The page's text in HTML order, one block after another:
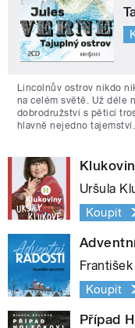
Lincolnův ostrov nikdo
na celém světě. Už déle
dobrodružství s pěticí
hlavně nejedno tajemství.
Uršula
Koupit
Koupit
Případ